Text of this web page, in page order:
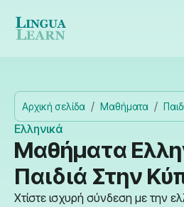
Αρχική σελίδα Μαθήματα
Ελληνικά
Μαθήματα
Παιδιά Στην
Χτίστε ισχυρή σύνδεση με την